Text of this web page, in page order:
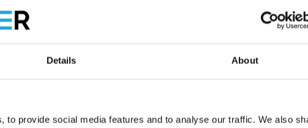
Details About
to provide social media features and to analyse our traffic. We also